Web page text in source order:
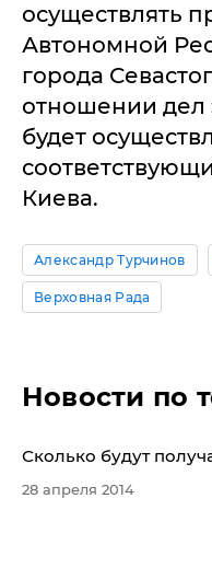
осуществлять
Автономной
города
отношении дел
будет
Киева.
Александр Турчинов
Верховная Рада
Новости по
Сколько будут
28 апреля 2014